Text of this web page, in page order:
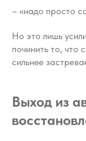
– «надо просто
Но это лишь
починить то, что
сильнее
Выход из